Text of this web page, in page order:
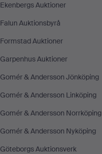
Ekenbergs Auktioner
Falun Auktionsbyrå
Formstad Auktioner
Garpenhus Auktioner
Gomér & Andersson Jönköping
Gomér & Andersson Linköping
Gomér & Andersson Norrköping
Gomér & Andersson Nyköping
Göteborgs Auktionsverk